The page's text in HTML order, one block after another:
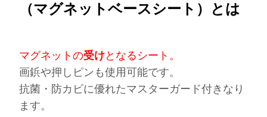
（マグネットベースシート ）とは
マグネットの受けとなるシート。
画鋲や押しピンも使用可能です。
抗菌・防カビに優れたマスターガード付きなり
ます。